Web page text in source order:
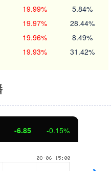
19.99% 5.84%
19.97% 28.44%
19.96% 8.49%
19.93% 31.42%
-6.85 -0.15%